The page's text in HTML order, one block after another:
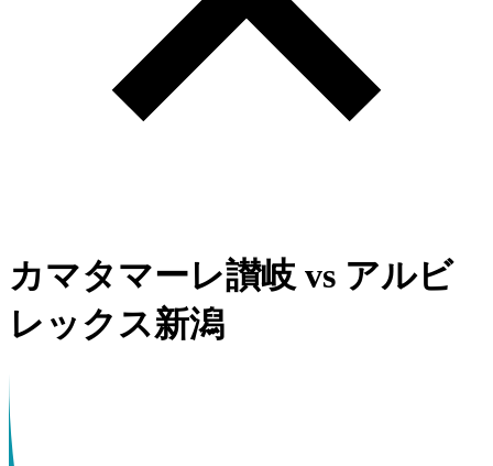
カマタマーレ讃岐 vs アルビ
レックス新潟